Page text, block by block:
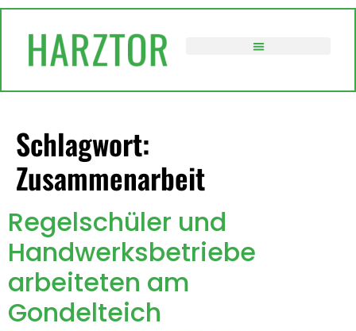
Schlagwort:
Zusammenarbeit
Regelschüler und
Handwerksbetriebe
arbeiteten am
Gondelteich